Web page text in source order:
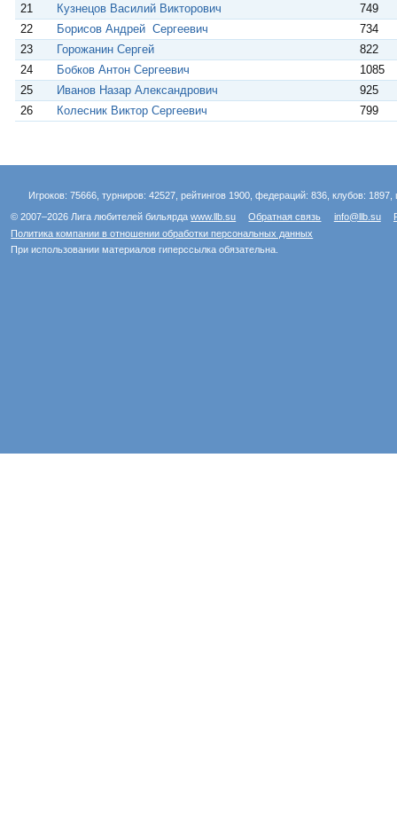
21
Кузнецов Василий Викторович
749
22
Борисов Андрей Сергеевич
734
23
Горожанин Сергей
822
24
Бобков Антон Сергеевич
1085
25
Иванов Назар Александрович
925
26
Колесник Виктор Сергеевич 799
Игроков: 75666, турниров: 42527, рейтингов 1900, федераций: 836, клубов:
© 2007–2026 Лига любителей бильярдаwww.llb.su Обратная связь info@llb.su
Политика компании в отношении обработки персональных данных
При использовании материалов гиперссылка обязательна.